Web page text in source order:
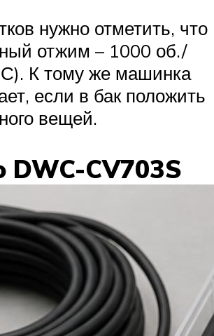
нужно отметить, что
отжим – 1000 об./
К тому же машинка
если в бак положить
вещей.
DWC-CV703S